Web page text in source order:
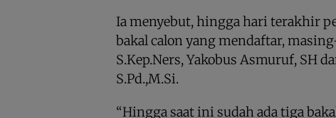
Ia menyebut, hingga hari terakhir
bakal calon yang mendaftar,
S.Kep.Ners, Yakobus Asmuruf, SH
S.Pd.,M.Si.
“Hingga saat ini sudah ada tiga